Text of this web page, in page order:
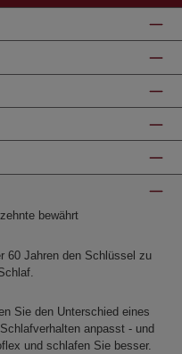
bewährt
60 Jahren den Schlüssel zu
Sie den Unterschied eines
anpasst - und
und schlafen Sie besser.